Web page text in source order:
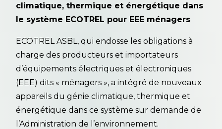
climatique, thermique et énergétique dans
le système ECOTREL pour EEE ménagers
ECOTREL ASBL, qui endosse les obligations à
charge des producteurs et importateurs
d’équipements électriques et électroniques
(EEE) dits « ménagers », a intégré de nouveaux
appareils du génie climatique, thermique et
énergétique dans ce système sur demande de
l’Administration de l’environnement.